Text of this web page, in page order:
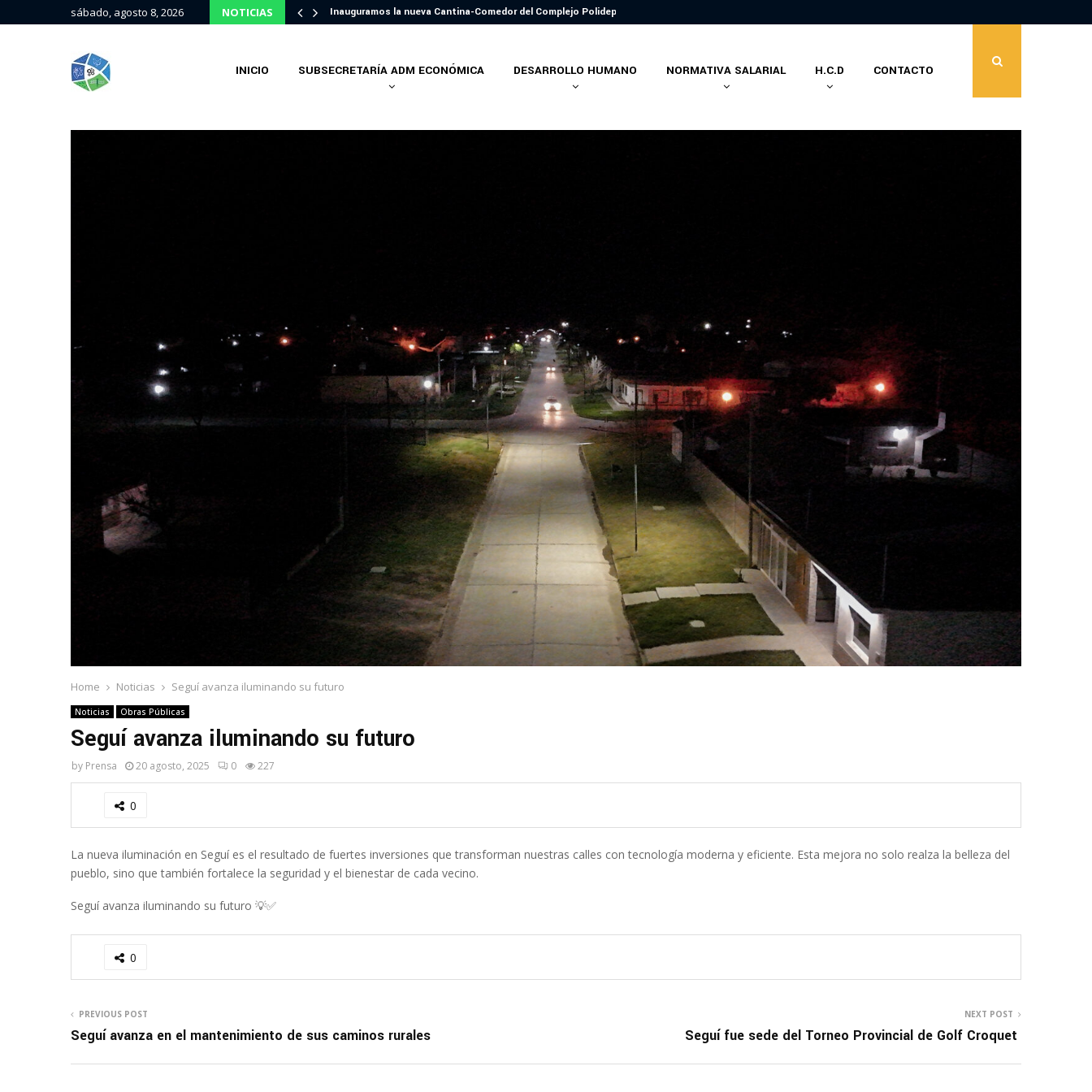
sábado, agosto 8, 2026 NOTICIAS
de Seguí Inauguramos la nueva Cantina-Comedor del Complejo Polideportivo
INICIO SUBSECRETARÍA ADM ECONÓMICA DESARROLLO HUMANO NORMATIVA SALARIAL H.C.D CONTACTO
Home Noticias Seguí avanza iluminando su futuro
Noticias Obras Públicas
Seguí avanza iluminando su futuro
by Prensa 20 agosto, 2025 0 227
0
La nueva iluminación en Seguí es el resultado de fuertes inversiones que transforman nuestras calles con tecnología moderna y eficiente. Esta mejora no solo realza la belleza del
pueblo, sino que también fortalece la seguridad y el bienestar de cada vecino.
Seguí avanza iluminando su futuro 💡✅
0
PREVIOUS POST
Seguí avanza en el mantenimiento de sus caminos rurales
NEXT POST
Seguí fue sede del Torneo Provincial de Golf Croquet